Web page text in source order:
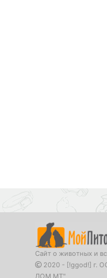
Сайт о животных и
2020 - [!ggod!] г.
ДОМ МТ"